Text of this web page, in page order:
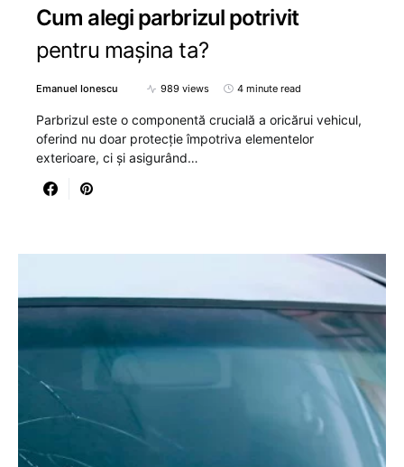
Cum alegi parbrizul potrivit
pentru mașina ta?
Emanuel Ionescu 989 views 4 minute read
Parbrizul este o componentă crucială a oricărui vehicul,
oferind nu doar protecție împotriva elementelor
exterioare, ci și asigurând…